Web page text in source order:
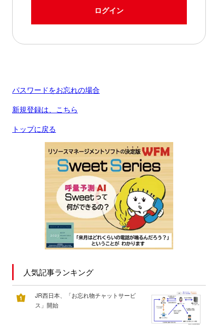
ログイン
パスワードをお忘れの場合
新規登録は、こちら
トップに戻る
人気記事ランキング
JR西日本、「お忘れ物チャットサービ
ス」開始